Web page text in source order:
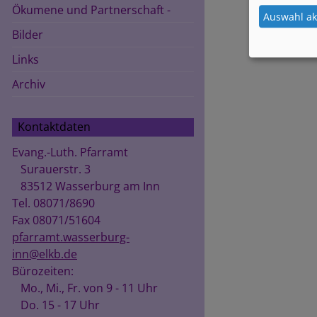
Ökumene und Partnerschaft -
Bilder
Links
Archiv
Kontaktdaten
Evang.-Luth. Pfarramt
Surauerstr. 3
83512 Wasserburg am Inn
Tel. 08071/8690
Fax 08071/51604
pfarramt.wasserburg-
inn@elkb.de
Bürozeiten:
Mo., Mi., Fr. von 9 - 11 Uhr
Do. 15 - 17 Uhr
Auswahl